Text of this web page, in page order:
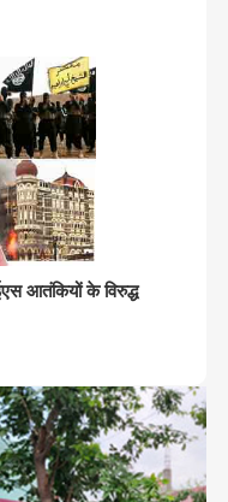
आतंकियों के विरुद्ध